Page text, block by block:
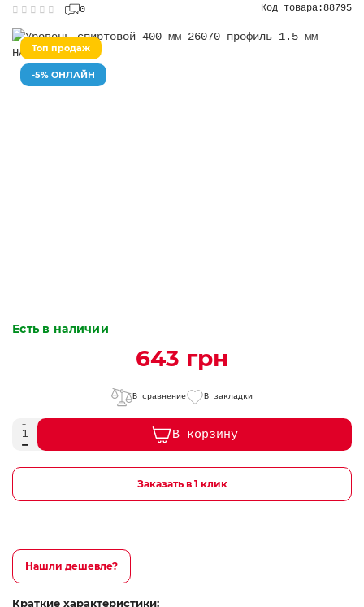
0 Код товара:88795
Топ продаж
-5% ОНЛАЙН
Есть в наличии
643 грн
В сравнение В закладки
В корзину
Заказать в 1 клик
Нашли дешевле?
Краткие характеристики: